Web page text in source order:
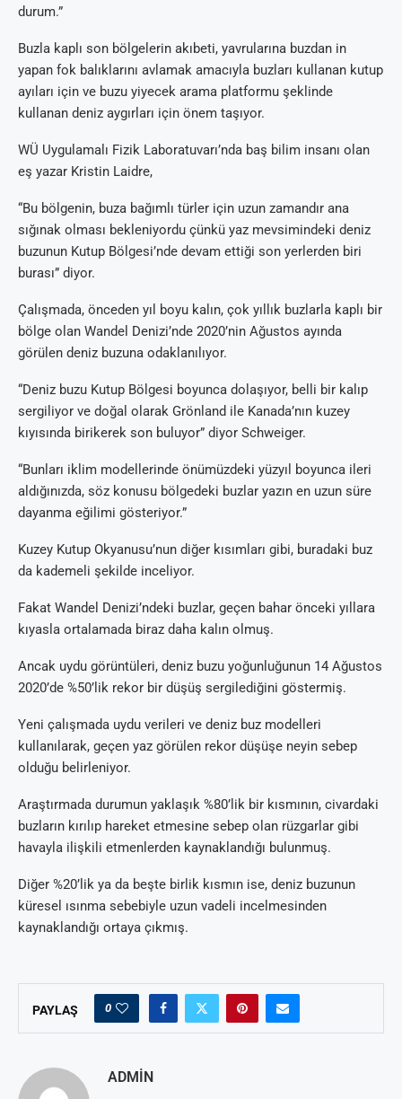
durum.”
Buzla kaplı son bölgelerin akıbeti, yavrularına buzdan in
yapan fok balıklarını avlamak amacıyla buzları kullanan kutup
ayıları için ve buzu yiyecek arama platformu şeklinde
kullanan deniz aygırları için önem taşıyor.
WÜ Uygulamalı Fizik Laboratuvarı’nda baş bilim insanı olan
eş yazar Kristin Laidre,
“Bu bölgenin, buza bağımlı türler için uzun zamandır ana
sığınak olması bekleniyordu çünkü yaz mevsimindeki deniz
buzunun Kutup Bölgesi’nde devam ettiği son yerlerden biri
burası” diyor.
Çalışmada, önceden yıl boyu kalın, çok yıllık buzlarla kaplı bir
bölge olan Wandel Denizi’nde 2020’nin Ağustos ayında
görülen deniz buzuna odaklanılıyor.
“Deniz buzu Kutup Bölgesi boyunca dolaşıyor, belli bir kalıp
sergiliyor ve doğal olarak Grönland ile Kanada’nın kuzey
kıyısında birikerek son buluyor” diyor Schweiger.
“Bunları iklim modellerinde önümüzdeki yüzyıl boyunca ileri
aldığınızda, söz konusu bölgedeki buzlar yazın en uzun süre
dayanma eğilimi gösteriyor.”
Kuzey Kutup Okyanusu’nun diğer kısımları gibi, buradaki buz
da kademeli şekilde inceliyor.
Fakat Wandel Denizi’ndeki buzlar, geçen bahar önceki yıllara
kıyasla ortalamada biraz daha kalın olmuş.
Ancak uydu görüntüleri, deniz buzu yoğunluğunun 14 Ağustos
2020’de %50’lik rekor bir düşüş sergilediğini göstermiş.
Yeni çalışmada uydu verileri ve deniz buz modelleri
kullanılarak, geçen yaz görülen rekor düşüşe neyin sebep
olduğu belirleniyor.
Araştırmada durumun yaklaşık %80’lik bir kısmının, civardaki
buzların kırılıp hareket etmesine sebep olan rüzgarlar gibi
havayla ilişkili etmenlerden kaynaklandığı bulunmuş.
Diğer %20’lik ya da beşte birlik kısmın ise, deniz buzunun
küresel ısınma sebebiyle uzun vadeli incelmesinden
kaynaklandığı ortaya çıkmış.
PAYLAŞ 0
ADMIN